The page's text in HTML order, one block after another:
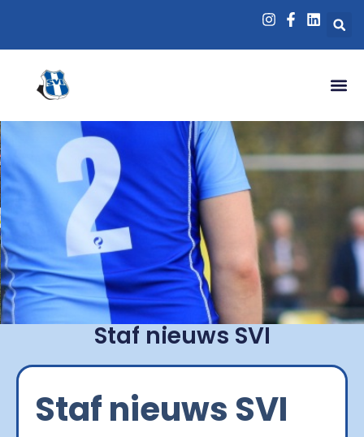
Staf nieuws SVI
Staf nieuws SVI